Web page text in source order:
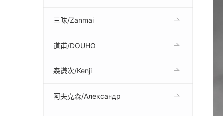
三昧/Zanmai
道甫/DOUHO
森谦次/Kenji
阿夫克森/Александр